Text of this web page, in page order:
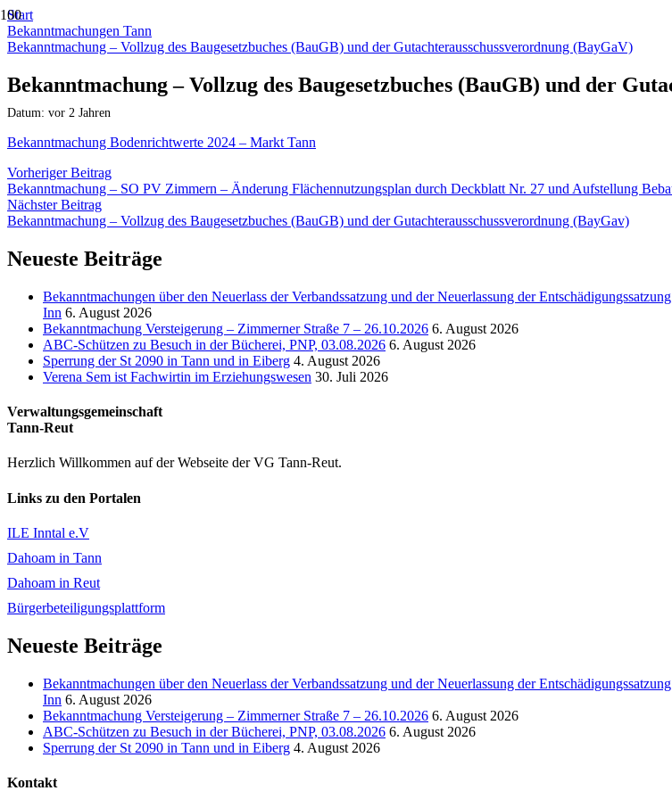
Start
Bekanntmachungen Tann
Bekanntmachung – Vollzug des Baugesetzbuches (BauGB) und der Gutachterausschussverordnung (BayGaV)
Bekanntmachung – Vollzug des Baugesetzbuches (BauGB) und der
Datum: vor 2 Jahren
Bekanntmachung Bodenrichtwerte 2024 – Markt Tann
Vorheriger Beitrag
Bekanntmachung – SO PV Zimmern – Änderung Flächennutzungsplan durch Deckblatt Nr. 27 und Aufstellung
Nächster Beitrag
Bekanntmachung – Vollzug des Baugesetzbuches (BauGB) und der Gutachterausschussverordnung (BayGav)
Neueste Beiträge
Bekanntmachungen über den Neuerlass der Verbandssatzung und der Neuerlassung der
Inn 6. August 2026
Bekanntmachung Versteigerung – Zimmerner Straße 7 – 26.10.2026 6. August 2026
ABC-Schützen zu Besuch in der Bücherei, PNP, 03.08.2026 6. August 2026
Sperrung der St 2090 in Tann und in Eiberg 4. August 2026
Verena Sem ist Fachwirtin im Erziehungswesen 30. Juli 2026
Verwaltungsgemeinschaft
Tann-Reut
Herzlich Willkommen auf der Webseite der VG Tann-Reut.
Links zu den Portalen
ILE Inntal e.V
Dahoam in Tann
Dahoam in Reut
Bürgerbeteiligungsplattform
Neueste Beiträge
Bekanntmachungen über den Neuerlass der Verbandssatzung und der Neuerlassung der
Inn 6. August 2026
Bekanntmachung Versteigerung – Zimmerner Straße 7 – 26.10.2026 6. August 2026
ABC-Schützen zu Besuch in der Bücherei, PNP, 03.08.2026 6. August 2026
Sperrung der St 2090 in Tann und in Eiberg 4. August 2026
Kontakt